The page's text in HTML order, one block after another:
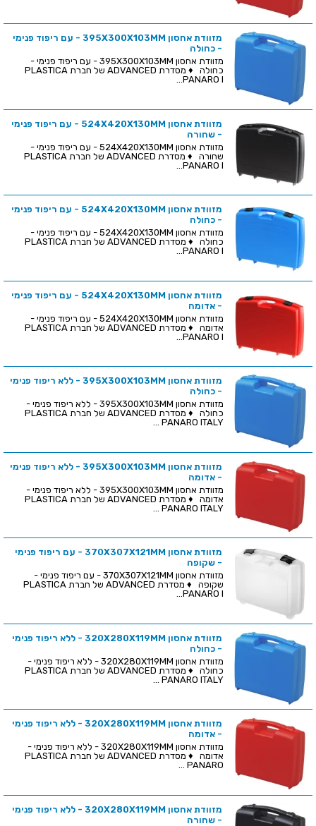
מזוודת אחסון 395X300X103MM - עם ריפוד פנימי
- כחולה
מזוודת אחסון 395X300X103MM - עם ריפוד פנימי -
כחולה ♦ מסדרת ADVANCED של חברת PLASTICA
PANARO I...
מזוודת אחסון 524X420X130MM - עם ריפוד פנימי
- שחורה
מזוודת אחסון 524X420X130MM - עם ריפוד פנימי -
שחורה ♦ מסדרת ADVANCED של חברת PLASTICA
PANARO I...
מזוודת אחסון 524X420X130MM - עם ריפוד פנימי
- כחולה
מזוודת אחסון 524X420X130MM - עם ריפוד פנימי -
כחולה ♦ מסדרת ADVANCED של חברת PLASTICA
PANARO I...
מזוודת אחסון 524X420X130MM - עם ריפוד פנימי
- אדומה
מזוודת אחסון 524X420X130MM - עם ריפוד פנימי -
אדומה ♦ מסדרת ADVANCED של חברת PLASTICA
PANARO I...
מזוודת אחסון 395X300X103MM - ללא ריפוד פנימי
- כחולה
מזוודת אחסון 395X300X103MM - ללא ריפוד פנימי -
כחולה ♦ מסדרת ADVANCED של חברת PLASTICA
PANARO ITALY ...
מזוודת אחסון 395X300X103MM - ללא ריפוד פנימי
- אדומה
מזוודת אחסון 395X300X103MM - ללא ריפוד פנימי -
אדומה ♦ מסדרת ADVANCED של חברת PLASTICA
PANARO ITALY ...
מזוודת אחסון 370X307X121MM - עם ריפוד פנימי
- שקופה
מזוודת אחסון 370X307X121MM - עם ריפוד פנימי -
שקופה ♦ מסדרת ADVANCED של חברת PLASTICA
PANARO I...
מזוודת אחסון 320X280X119MM - ללא ריפוד פנימי
- כחולה
מזוודת אחסון 320X280X119MM - ללא ריפוד פנימי -
כחולה ♦ מסדרת ADVANCED של חברת PLASTICA
PANARO ITALY ...
מזוודת אחסון 320X280X119MM - ללא ריפוד פנימי
- אדומה
מזוודת אחסון 320X280X119MM - ללא ריפוד פנימי -
אדומה ♦ מסדרת ADVANCED של חברת PLASTICA
PANARO ...
מזוודת אחסון 320X280X119MM - ללא ריפוד פנימי
- שחורה